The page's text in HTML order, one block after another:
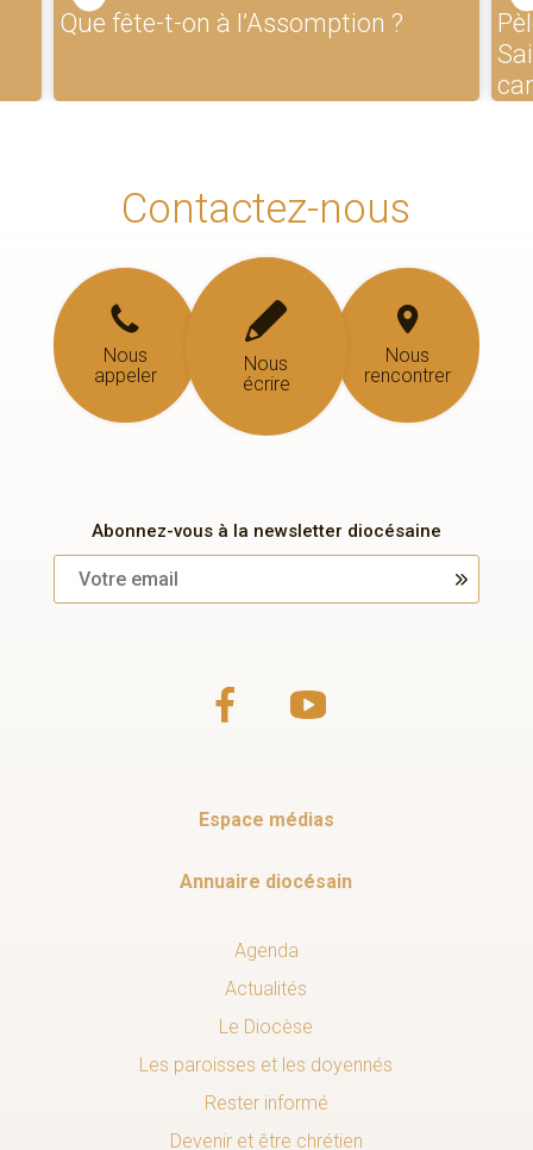
Que fête-t-on à l’Assomption ?
Contactez-nous
Nous
appeler
Nous
écrire
Nous
rencontrer
Abonnez-vous à la newsletter diocésaine
Espace médias
Annuaire diocésain
Agenda
Actualités
Le Diocèse
Les paroisses et les doyennés
Rester informé
Devenir et être chrétien